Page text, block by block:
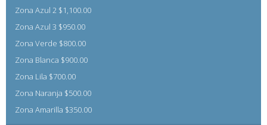
Zona Azul 2 $1,100.00
Zona Azul 3 $950.00
Zona Verde $800.00
Zona Blanca $900.00
Zona Lila $700.00
Zona Naranja $500.00
Zona Amarilla $350.00